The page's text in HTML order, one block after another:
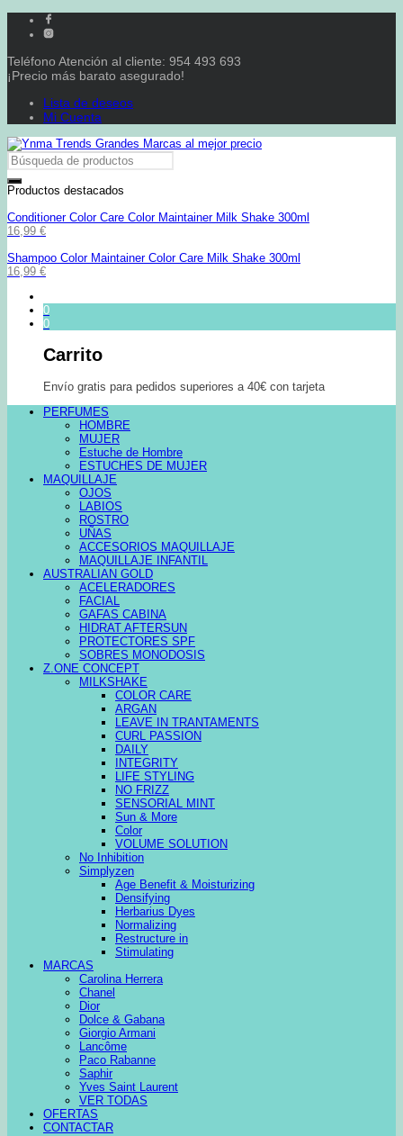
Teléfono Atención al cliente: 954 493 693
¡Precio más barato asegurado!
Lista de deseos
Mi Cuenta
Productos destacados
Conditioner Color Care Color Maintainer Milk Shake 300ml
16,99 €
Shampoo Color Maintainer Color Care Milk Shake 300ml
16,99 €
0
0
Carrito
Envío gratis para pedidos superiores a 40€ con tarjeta
PERFUMES
HOMBRE
MUJER
Estuche de Hombre
ESTUCHES DE MUJER
MAQUILLAJE
OJOS
LABIOS
ROSTRO
UÑAS
ACCESORIOS MAQUILLAJE
MAQUILLAJE INFANTIL
AUSTRALIAN GOLD
ACELERADORES
FACIAL
GAFAS CABINA
HIDRAT AFTERSUN
PROTECTORES SPF
SOBRES MONODOSIS
Z.ONE CONCEPT
MILKSHAKE
COLOR CARE
ARGAN
LEAVE IN TRANTAMENTS
CURL PASSION
DAILY
INTEGRITY
LIFE STYLING
NO FRIZZ
SENSORIAL MINT
Sun & More
Color
VOLUME SOLUTION
No Inhibition
Simplyzen
Age Benefit & Moisturizing
Densifying
Herbarius Dyes
Normalizing
Restructure in
Stimulating
MARCAS
Carolina Herrera
Chanel
Dior
Dolce & Gabana
Giorgio Armani
Lancôme
Paco Rabanne
Saphir
Yves Saint Laurent
VER TODAS
OFERTAS
CONTACTAR